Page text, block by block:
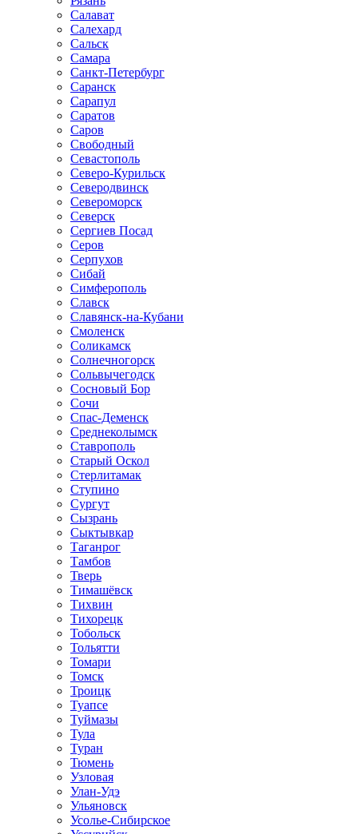
Салават
Салехард
Сальск
Самара
Санкт-Петербург
Саранск
Сарапул
Саратов
Саров
Свободный
Севастополь
Северо-Курильск
Северодвинск
Североморск
Северск
Сергиев Посад
Серов
Серпухов
Сибай
Симферополь
Славск
Славянск-на-Кубани
Смоленск
Соликамск
Солнечногорск
Сольвычегодск
Сосновый Бор
Сочи
Спас-Деменск
Среднеколымск
Ставрополь
Старый Оскол
Стерлитамак
Ступино
Сургут
Сызрань
Сыктывкар
Таганрог
Тамбов
Тверь
Тимашёвск
Тихвин
Тихорецк
Тобольск
Тольятти
Томари
Томск
Троицк
Туапсе
Туймазы
Тула
Туран
Тюмень
Узловая
Улан-Удэ
Ульяновск
Усолье-Сибирское